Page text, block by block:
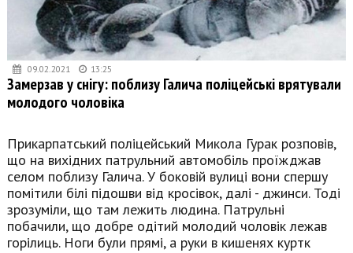
09.02.2021 13:25
Замерзав у снігу: поблизу Галича поліцейські врятували
молодого чоловіка
Прикарпатський поліцейський Микола Гурак розповів,
що на вихідних патрульний автомобіль проїжджав
селом поблизу Галича. У боковій вулиці вони спершу
помітили білі підошви від кросівок, далі - джинси. Тоді
зрозуміли, що там лежить людина. Патрульні
побачили, що добре одітий молодий чоловік лежав
горілиць. Ноги були прямі, а руки в кишенях куртк